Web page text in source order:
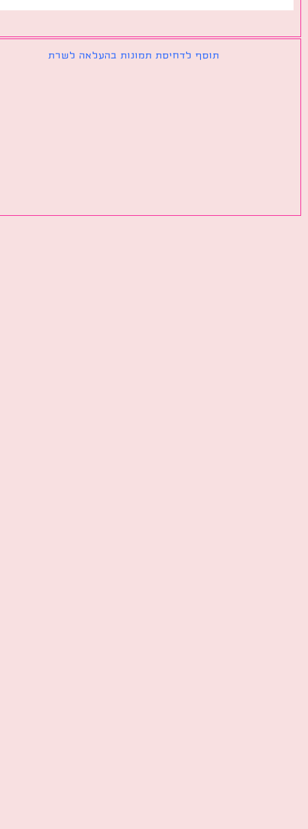
תוסף לדחיסת תמונות בהעלאה לשרת